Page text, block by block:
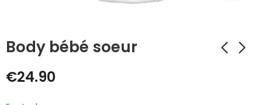
Body bébé soeur
€24.90